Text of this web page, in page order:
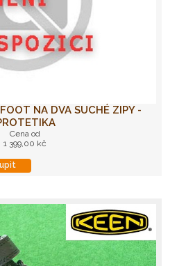
NA DVA SUCHÉ ZIPY -
Cena od
1 399,00 kč